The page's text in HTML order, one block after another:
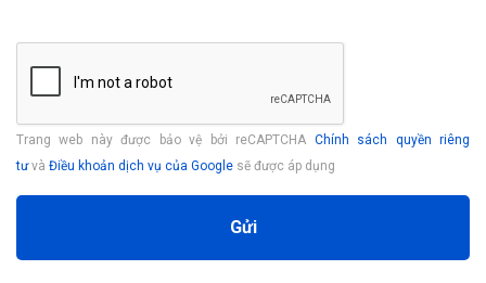
Trang web này được bảo vệ bởi reCAPTCHA Chính sách quyền riêng
tưvà Điều khoản dịch vụ của Google sẽ được áp dụng
Gửi